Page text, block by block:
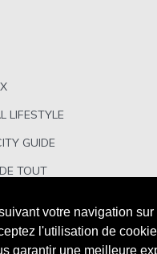
LIFESTYLE
GUIDE
TOUT
votre navigation sur
l'utilisation de
garantir une meilleure